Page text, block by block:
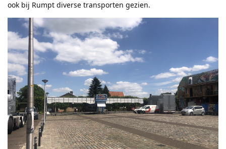
ook bij Rumpt diverse transporten gezien.